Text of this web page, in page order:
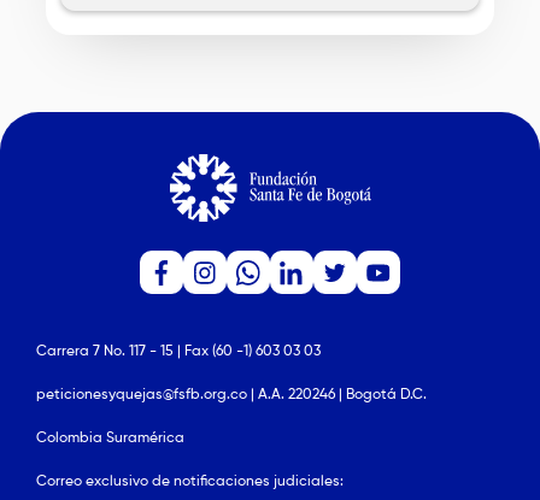
Carrera 7 No. 117 - 15 | Fax (60 -1) 603 03 03
peticionesyquejas@fsfb.org.co | A.A. 220246 | Bogotá D.C.
Colombia Suramérica
Correo exclusivo de notificaciones judiciales: